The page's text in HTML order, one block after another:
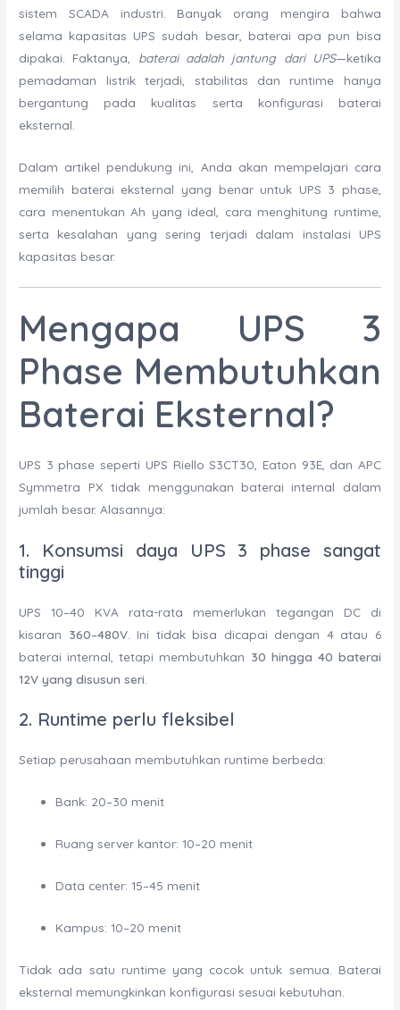
sistem SCADA industri. Banyak orang mengira bahwa
selama kapasitas UPS sudah besar, baterai apa pun bisa
dipakai. Faktanya, baterai adalah jantung dari UPS—ketika
pemadaman listrik terjadi, stabilitas dan runtime hanya
bergantung pada kualitas serta konfigurasi baterai
eksternal.
Dalam artikel pendukung ini, Anda akan mempelajari cara
memilih baterai eksternal yang benar untuk UPS 3 phase,
cara menentukan Ah yang ideal, cara menghitung runtime,
serta kesalahan yang sering terjadi dalam instalasi UPS
kapasitas besar.
Mengapa UPS 3
Phase Membutuhkan
Baterai Eksternal?
UPS 3 phase seperti UPS Riello S3CT30, Eaton 93E, dan APC
Symmetra PX tidak menggunakan baterai internal dalam
jumlah besar. Alasannya:
1. Konsumsi daya UPS 3 phase sangat
tinggi
UPS 10–40 KVA rata-rata memerlukan tegangan DC di
kisaran 360–480V. Ini tidak bisa dicapai dengan 4 atau 6
baterai internal, tetapi membutuhkan 30 hingga 40 baterai
12V yang disusun seri
2. Runtime perlu fleksibel
Setiap perusahaan membutuhkan runtime berbeda:
Bank: 20–30 menit
Ruang server kantor: 10–20 menit
Data center: 15–45 menit
Kampus: 10–20 menit
Tidak ada satu runtime yang cocok untuk semua. Baterai
eksternal memungkinkan konfigurasi sesuai kebutuhan.